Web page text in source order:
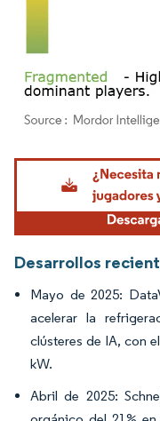
Imagen © Mordor
Desarrollos
Mayo de 2025:
acelerar la
clústeres de IA, con
kW.
Abril de 2025: